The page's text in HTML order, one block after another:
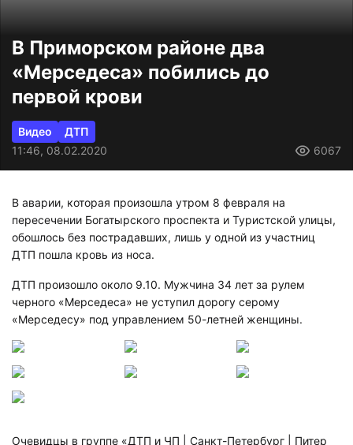
В Приморском районе два
«Мерседеса» побились до
первой крови
Видео
ДТП
11:46, 08.02.2020
6067
В аварии, которая произошла утром 8 февраля на
пересечении Богатырского проспекта и Туристской улицы,
обошлось без пострадавших, лишь у одной из участниц
ДТП пошла кровь из носа.
ДТП произошло около 9.10. Мужчина 34 лет за рулем
черного «Мерседеса» не уступил дорогу серому
«Мерседесу» под управлением 50-летней женщины.
Очевидцы в группе «ДТП и ЧП | Санкт-Петербург | Питер